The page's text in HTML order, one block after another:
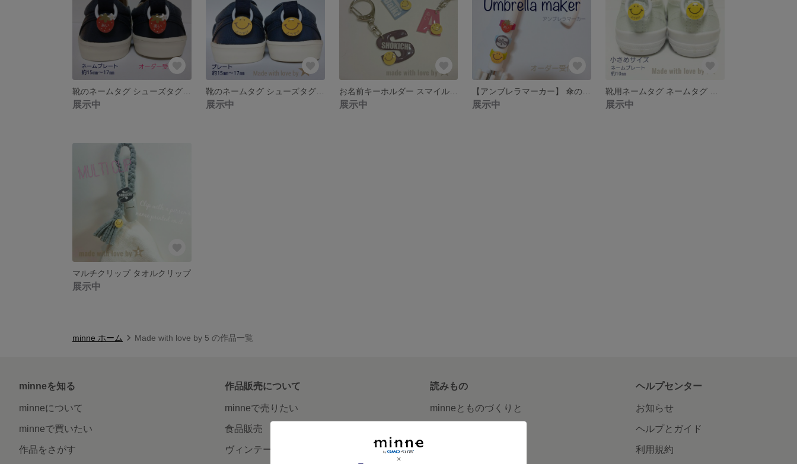
展示中
靴のネームタグ シューズタグ 靴用ネームタグ
展示中
お名前キーホルダー スマイル ネームタグ
展示中 展示中 展示中
マルチクリップ タオルクリップ
展示中
minne ホーム Made with love by 5 の作品一覧
minneを知る
minneについて
minneで買いたい
作品をさがす
作品販売について
minneで売りたい
食品販売
ヴィンテージ販売
読みもの
minneとものづくりと
ヘルプセンター
お知らせ
ヘルプとガイド
利用規約